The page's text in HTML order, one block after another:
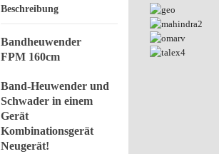
Beschreibung
Bandheuwender
FPM 160cm
Band-Heuwender und
Schwader in einem
Gerät
Kombinationsgerät
Neugerät!